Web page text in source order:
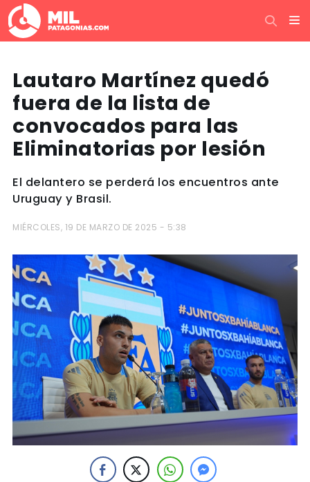
Lautaro Martínez quedó
fuera de la lista de
convocados para las
Eliminatorias por lesión
El delantero se perderá los encuentros ante
Uruguay y Brasil.
MIÉRCOLES, 19 DE MARZO DE 2025 - 5:38